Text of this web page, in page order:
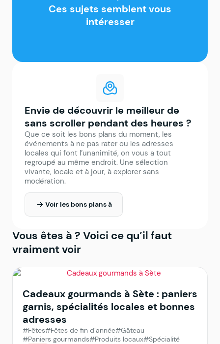
spécialités locales et
bonnes adresses
Ces sujets semblent vous
intéresser
Envie de découvrir le meilleur de
sans scroller pendant des heures ?
Que ce soit les bons plans du moment, les
événements à ne pas rater ou les adresses
locales qui font l’unanimité, on vous a tout
regroupé au même endroit. Une sélection
vivante, locale et à jour, à explorer sans
modération.
Voir les bons plans à
Vous êtes à ? Voici ce qu’il faut
vraiment voir
Cadeaux gourmands à Sète : paniers
garnis, spécialités locales et bonnes
adresses
#Fêtes#Fêtes de fin d’année#Gâteau
#Paniers gourmands#Produits locaux#Spécialité